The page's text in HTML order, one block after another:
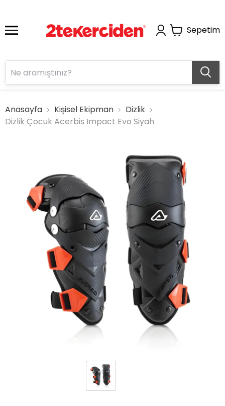
Sepetim
Anasayfa Kişisel Ekipman
Dizlik
Dizlik Çocuk Acerbis Impact Evo Siyah